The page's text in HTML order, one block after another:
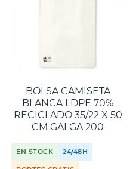
BOLSA CAMISETA
BLANCA LDPE 70%
RECICLADO 35/22 X 50
CM GALGA 200
EN STOCK 24/48H